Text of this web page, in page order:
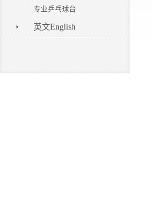
专业乒乓球台
英文English